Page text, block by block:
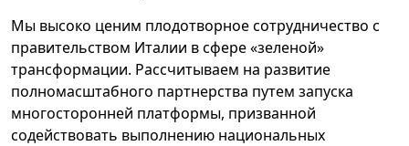
Мы высоко ценим плодотворное сотрудничество с
правительством Италии в сфере «зеленой»
трансформации. Рассчитываем на развитие
полномасштабного партнерства путем запуска
многосторонней платформы, призванной
содействовать выполнению национальных